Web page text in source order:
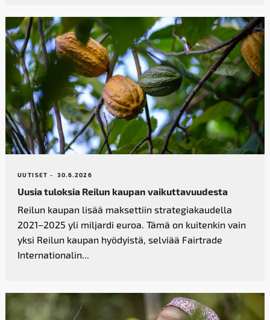
UUTISET - 30.6.2026
Uusia tuloksia Reilun kaupan vaikutta­vuudesta
Reilun kaupan lisää maksettiin strategiakaudella
2021–2025 yli miljardi euroa. Tämä on kuitenkin vain
yksi Reilun kaupan hyödyistä, selviää Fairtrade
Internationalin...